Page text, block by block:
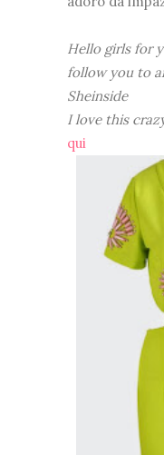
Hello girls for
follow you to
Sheinside
I love this
qui